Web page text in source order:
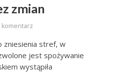
zmian
komentarz
zniesienia stref, w
jest spożywanie
wystąpiła